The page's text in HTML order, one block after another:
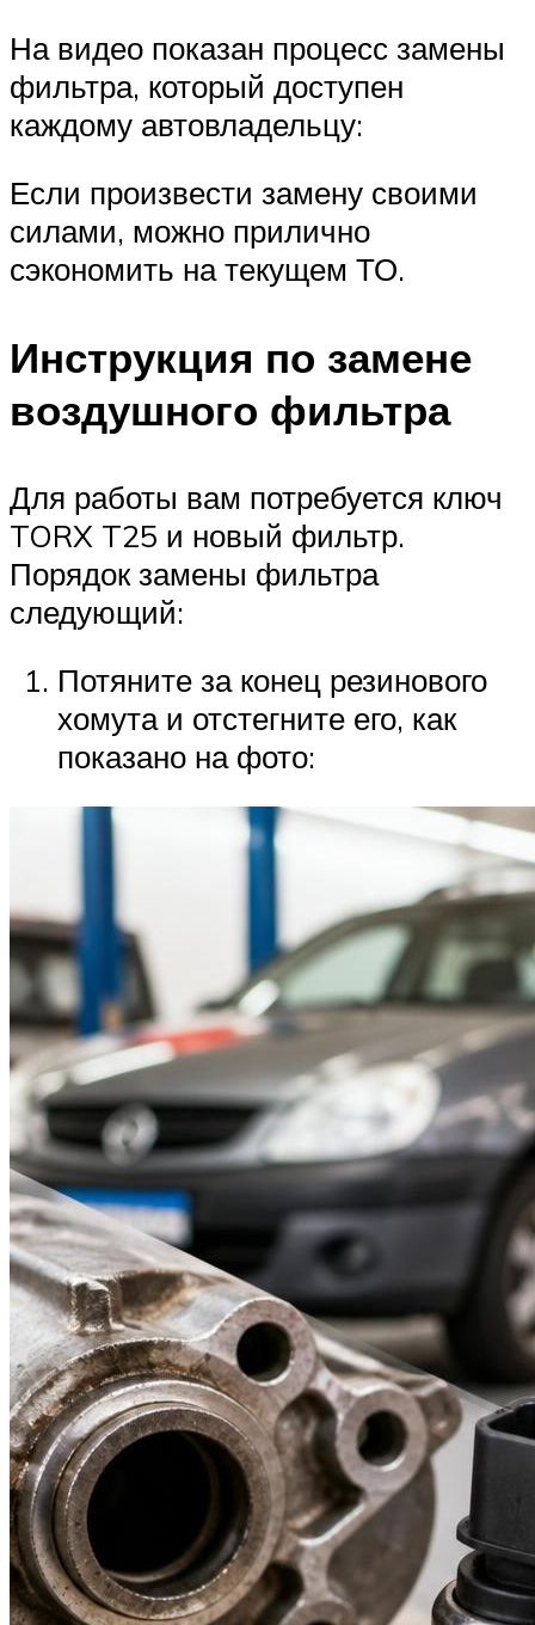
На видео показан процесс замены
фильтра, который доступен
каждому автовладельцу:
Если произвести замену своими
силами, можно прилично
сэкономить на текущем ТО.
Инструкция по замене
воздушного фильтра
Для работы вам потребуется ключ
TORX T25 и новый фильтр.
Порядок замены фильтра
следующий:
Потяните за конец резинового
хомута и отстегните его, как
показано на фото: